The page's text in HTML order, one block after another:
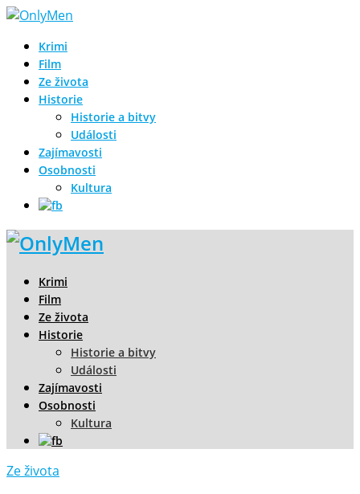
Krimi
Film
Ze života
Historie
Historie a bitvy
Události
Zajímavosti
Osobnosti
Kultura
Krimi
Film
Ze života
Historie
Historie a bitvy
Události
Zajímavosti
Osobnosti
Kultura
Ze života